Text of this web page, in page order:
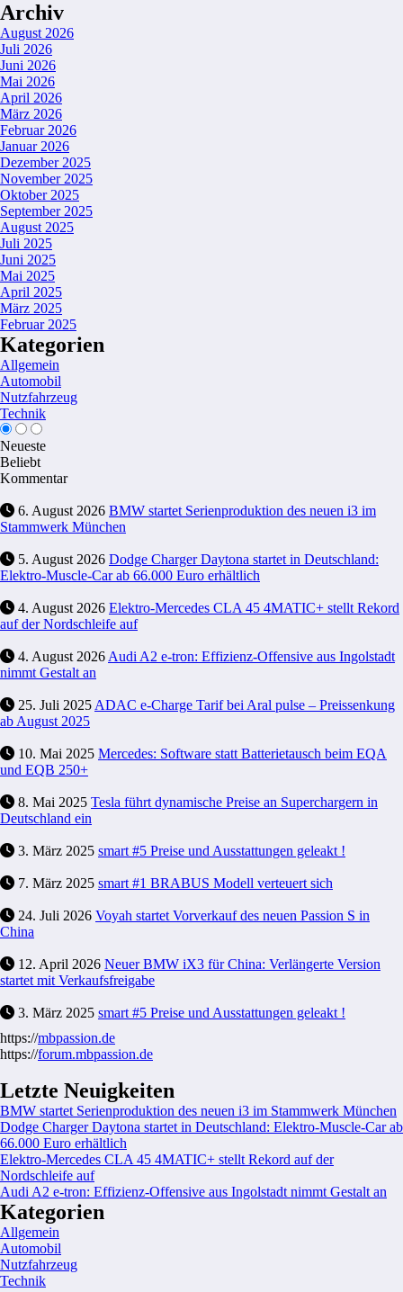
Archiv
August 2026
Juli 2026
Juni 2026
Mai 2026
April 2026
März 2026
Februar 2026
Januar 2026
Dezember 2025
November 2025
Oktober 2025
September 2025
August 2025
Juli 2025
Juni 2025
Mai 2025
April 2025
März 2025
Februar 2025
Kategorien
Allgemein
Automobil
Nutzfahrzeug
Technik
Neueste
Beliebt
Kommentar
6. August 2026 BMW startet Serienproduktion des neuen i3 im
Stammwerk München
5. August 2026 Dodge Charger Daytona startet in Deutschland:
Elektro-Muscle-Car ab 66.000 Euro erhältlich
4. August 2026 Elektro-Mercedes CLA 45 4MATIC+ stellt Rekord
auf der Nordschleife auf
4. August 2026 Audi A2 e-tron: Effizienz-Offensive aus Ingolstadt
nimmt Gestalt an
25. Juli 2025 ADAC e-Charge Tarif bei Aral pulse – Preissenkung
ab August 2025
10. Mai 2025 Mercedes: Software statt Batterietausch beim EQA
und EQB 250+
8. Mai 2025 Tesla führt dynamische Preise an Superchargern in
Deutschland ein
3. März 2025 smart #5 Preise und Ausstattungen geleakt !
7. März 2025 smart #1 BRABUS Modell verteuert sich
24. Juli 2026 Voyah startet Vorverkauf des neuen Passion S in
China
12. April 2026 Neuer BMW iX3 für China: Verlängerte Version
startet mit Verkaufsfreigabe
3. März 2025 smart #5 Preise und Ausstattungen geleakt !
https://mbpassion.de
https://forum.mbpassion.de
Letzte Neuigkeiten
BMW startet Serienproduktion des neuen i3 im Stammwerk München
Dodge Charger Daytona startet in Deutschland: Elektro-Muscle-Car ab
66.000 Euro erhältlich
Elektro-Mercedes CLA 45 4MATIC+ stellt Rekord auf der
Nordschleife auf
Audi A2 e-tron: Effizienz-Offensive aus Ingolstadt nimmt Gestalt an
Kategorien
Allgemein
Automobil
Nutzfahrzeug
Technik